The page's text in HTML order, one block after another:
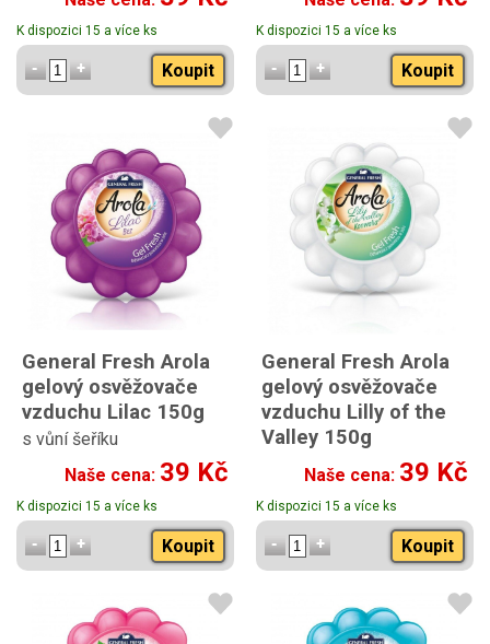
K dispozici 15 a více ks
Koupit
K dispozici 15 a více ks
Koupit
General Fresh Arola
gelový osvěžovače
vzduchu Lilac 150g
s vůní šeříku
Naše cena: 39 Kč
K dispozici 15 a více ks
Koupit
General Fresh Arola
gelový osvěžovače
vzduchu Lilly of the
Valley 150g
s vůní konvalinky
Naše cena: 39 Kč
K dispozici 15 a více ks
Koupit